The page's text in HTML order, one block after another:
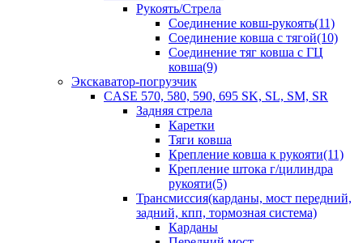
Рукоять/Стрела
Соединение ковш-рукоять(11)
Соединение ковша с тягой(10)
Соединение тяг ковша с ГЦ
ковша(9)
Экскаватор-погрузчик
CASE 570, 580, 590, 695 SK, SL, SM, SR
Задняя стрела
Каретки
Тяги ковша
Крепление ковша к рукояти(11)
Крепление штока г/цилиндра
рукояти(5)
Трансмиссия(карданы, мост передний,
задний, кпп, тормозная система)
Карданы